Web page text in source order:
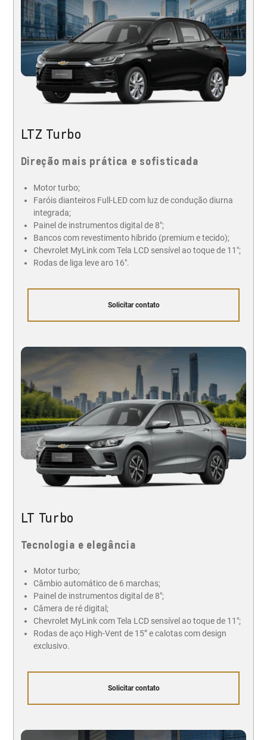
LTZ Turbo
Direção mais prática e sofisticada
Motor turbo;
Faróis dianteiros Full-LED com luz de condução diurna
integrada;
Painel de instrumentos digital de 8";
Bancos com revestimento híbrido (premium e tecido);
Chevrolet MyLink com Tela LCD sensível ao toque de 11";
Rodas de liga leve aro 16".
Solicitar contato
LT Turbo
Tecnologia e elegância
Motor turbo;
Câmbio automático de 6 marchas;
Painel de instrumentos digital de 8";
Câmera de ré digital;
Chevrolet MyLink com Tela LCD sensível ao toque de 11";
Rodas de aço High-Vent de 15” e calotas com design
exclusivo.
Solicitar contato